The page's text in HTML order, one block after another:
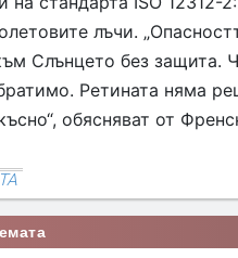
лъчи.
Слънцето без защита.
Ретината няма
обясняват от